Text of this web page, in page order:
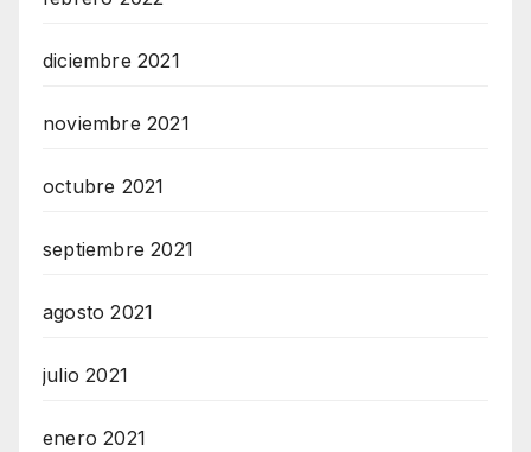
diciembre 2021
noviembre 2021
octubre 2021
septiembre 2021
agosto 2021
julio 2021
enero 2021